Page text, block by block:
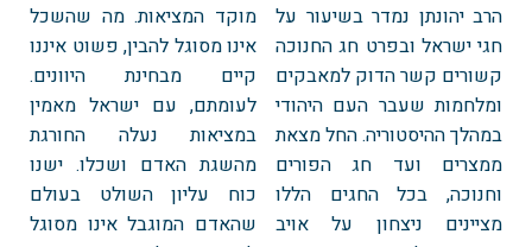
הרב יהונתן נמדר בשיעור על
חגי ישראל ובפרט חג החנוכה
קשורים קשר הדוק למאבקים
ומלחמות שעבר העם היהודי
במהלך ההיסטוריה. החל מצאת
ממצרים ועד חג הפורים
וחנוכה, בכל החגים הללו
מציינים ניצחון על אויב
מוקד המציאות. מה שהשכל
אינו מסוגל להבין, פשוט איננו
קיים מבחינת היוונים.
לעומתם, עם ישראל מאמין
במציאות נעלה החורגת
מהשגת האדם ושכלו. ישנו
כוח עליון השולט בעולם
שהאדם המוגבל אינו מסוגל